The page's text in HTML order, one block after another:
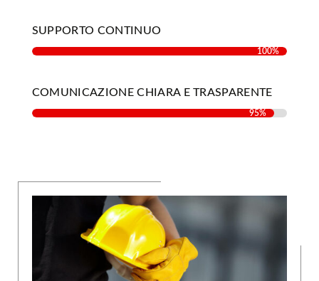
SUPPORTO CONTINUO
100%
100%
COMUNICAZIONE CHIARA E TRASPARENTE
95%
95%